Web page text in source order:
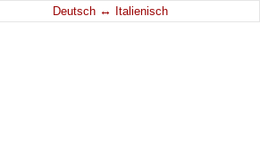
Deutsch ↔ Italienisch